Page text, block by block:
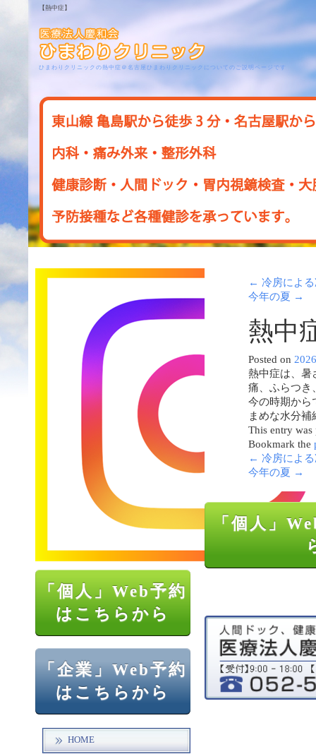
【熱中症】
ひまわりクリニックの熱中症＠名古屋ひまわりクリニックについてのご説明ページです
「個人」Web予約
はこちらから
「企業」Web予約
はこちらから
HOME
← 冷房によ
今年の夏
→
熱中
Posted on
熱中症は、暑
痛、ふらつき
今の時期から
まめな水分
This entry
Bookmark the
← 冷房によ
今年の夏
→
「個人」